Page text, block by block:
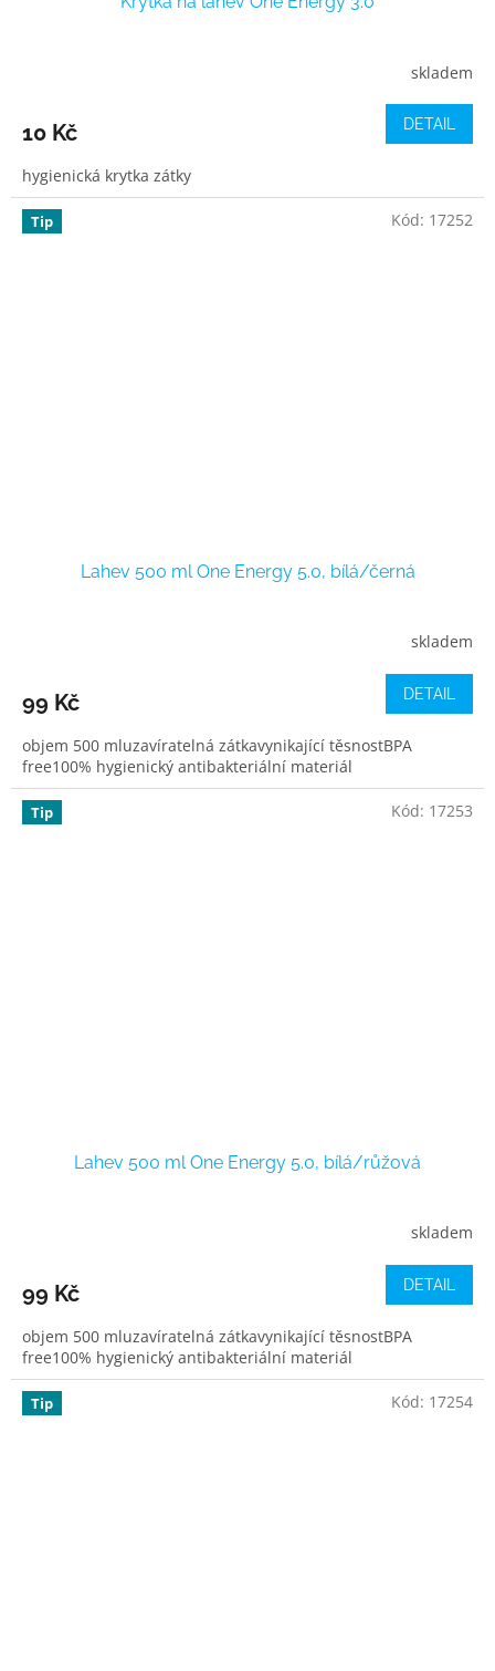
skladem
10 Kč DETAIL
hygienická krytka zátky
Tip
Lahev 500 ml One Energy 5.0, bílá/černá
skladem
99 Kč DETAIL
objem 500 mluzavíratelná zátkavynikající těsnostBPA
free100% hygienický antibakteriální materiál
Kód: 17252
Tip
Lahev 500 ml One Energy 5.0, bílá/růžová
skladem
99 Kč DETAIL
objem 500 mluzavíratelná zátkavynikající těsnostBPA
free100% hygienický antibakteriální materiál
Kód: 17253
Tip Kód: 17254